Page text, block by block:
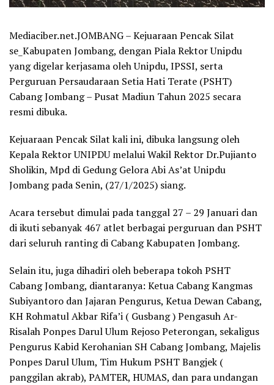
Mediaciber.net.JOMBANG – Kejuaraan Pencak Silat
se_Kabupaten Jombang, dengan Piala Rektor Unipdu
yang digelar kerjasama oleh Unipdu, IPSSI, serta
Perguruan Persaudaraan Setia Hati Terate (PSHT)
Cabang Jombang – Pusat Madiun Tahun 2025 secara
resmi dibuka.
Kejuaraan Pencak Silat kali ini, dibuka langsung oleh
Kepala Rektor UNIPDU melalui Wakil Rektor Dr.Pujianto
Sholikin, Mpd di Gedung Gelora Abi As’at Unipdu
Jombang pada Senin, (27/1/2025) siang.
Acara tersebut dimulai pada tanggal 27 – 29 Januari dan
di ikuti sebanyak 467 atlet berbagai perguruan dan PSHT
dari seluruh ranting di Cabang Kabupaten Jombang.
Selain itu, juga dihadiri oleh beberapa tokoh PSHT
Cabang Jombang, diantaranya: Ketua Cabang Kangmas
Subiyantoro dan Jajaran Pengurus, Ketua Dewan Cabang,
KH Rohmatul Akbar Rifa’i ( Gusbang ) Pengasuh Ar-
Risalah Ponpes Darul Ulum Rejoso Peterongan, sekaligus
Pengurus Kabid Kerohanian SH Cabang Jombang, Majelis
Ponpes Darul Ulum, Tim Hukum PSHT Bangjek (
panggilan akrab), PAMTER, HUMAS, dan para undangan